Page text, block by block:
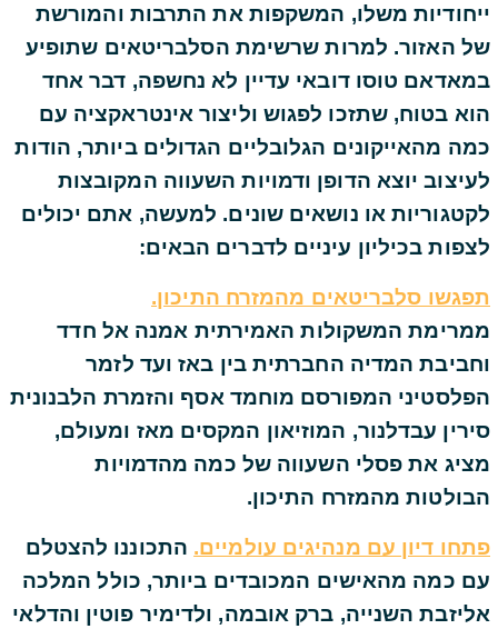
ייחודיות משלו, המשקפות את התרבות והמורשת
של האזור. למרות שרשימת הסלבריטאים שתופיע
במאדאם טוסו דובאי עדיין לא נחשפה, דבר אחד
הוא בטוח, שתזכו לפגוש וליצור אינטראקציה עם
כמה מהאייקונים הגלובליים הגדולים ביותר, הודות
לעיצוב יוצא הדופן ודמויות השעווה המקובצות
לקטגוריות או נושאים שונים. למעשה, אתם יכולים
לצפות בכיליון עיניים לדברים הבאים:
תפגשו סלבריטאים מהמזרח התיכון.
ממרימת המשקולות האמירתית אמנה אל חדד
וחביבת המדיה החברתית בין באז ועד לזמר
הפלסטיני המפורסם מוחמד אסף והזמרת הלבנונית
סירין עבדלנור, המוזיאון המקסים מאז ומעולם,
מציג את פסלי השעווה של כמה מהדמויות
הבולטות מהמזרח התיכון.
פתחו דיון עם מנהיגים עולמיים. התכוננו להצטלם
עם כמה מהאישים המכובדים ביותר, כולל המלכה
אליזבת השנייה, ברק אובמה, ולדימיר פוטין והדלאי